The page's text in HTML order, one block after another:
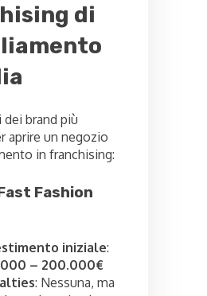
di
dei brand più
aprire un negozio
in franchising:
Fashion
iniziale:
– 200.000€
: Nessuna, ma